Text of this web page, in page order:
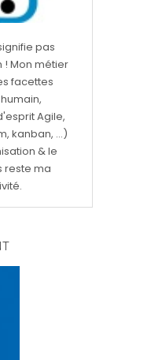
pas
Mon métier
facettes
Agile,
kanban, ...)
& le
reste ma